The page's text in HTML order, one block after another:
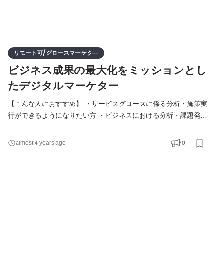
リモート可/グロースマーケタ―
ビジネス成果の最大化をミッションとし
たデジタルマーケター
【こんな人におすすめ】 ・サービスグロースに係る分析・施策実
行ができるようになりたい方 ・ビジネスにおける分析・課題発見
・分析業務だけでなく、施策立案から実行まで行いたい方 ・クラ
イアントの成功を自分の成功のように喜ぶことができる方 ・顧客
almost 4 years ago 0